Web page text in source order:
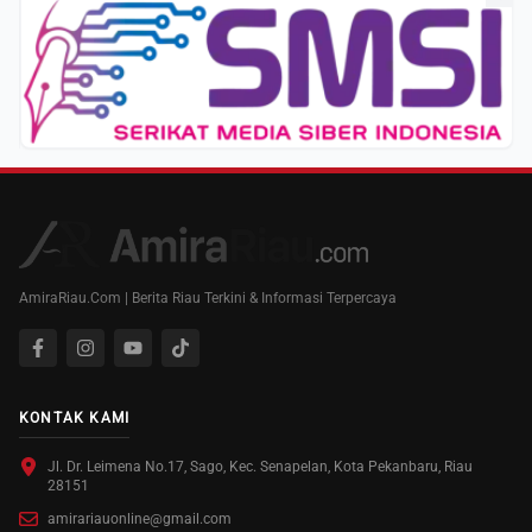
AmiraRiau.Com | Berita Riau Terkini & Informasi Terpercaya
KONTAK KAMI
Jl. Dr. Leimena No.17, Sago, Kec. Senapelan, Kota Pekanbaru, Riau
28151
amirariauonline@gmail.com